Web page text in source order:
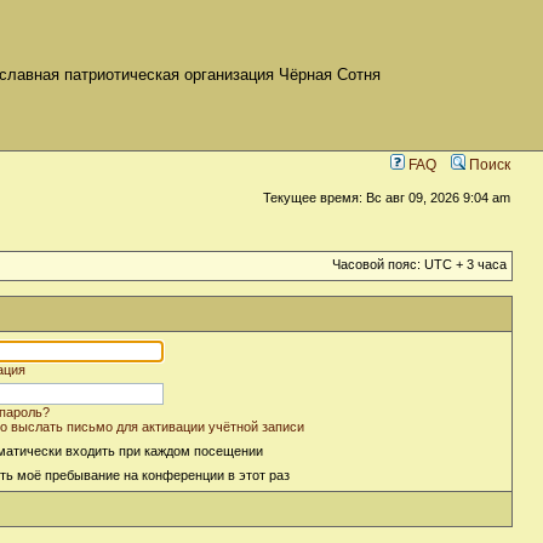
патриотическая организация Чёрная Сотня
FAQ Поиск
Текущее время: Вс авг 09, 2026 9:04 am
Часовой пояс: UTC + 3 часа
выслать письмо для активации учётной записи
входить при каждом посещении
моё пребывание на конференции в этот раз